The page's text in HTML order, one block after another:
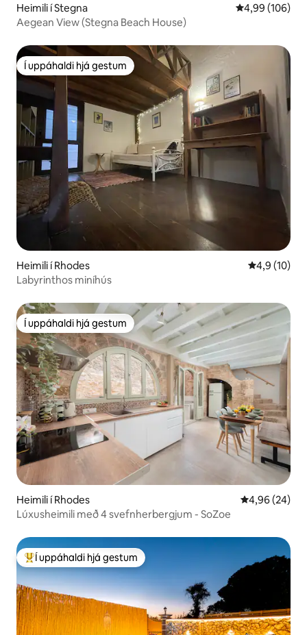
Heimili í Stegna 4,99 af 5 í
4,99 (106)
Aegean View (Stegna Beach House)
Í uppáhaldi hjá gestum
Í uppáhaldi hjá gestum
Heimili í Rhodes 4,9 af 5 í
4,9 (10)
Labyrinthos miníhús
Í uppáhaldi hjá gestum
Í uppáhaldi hjá gestum
Heimili í Rhodes 4,96 af 5 í
4,96 (24)
Lúxusheimili með 4 svefnherbergjum - SoZoe
Í mestu uppáhaldi hjá gestum
Í uppáhaldi hjá gestum